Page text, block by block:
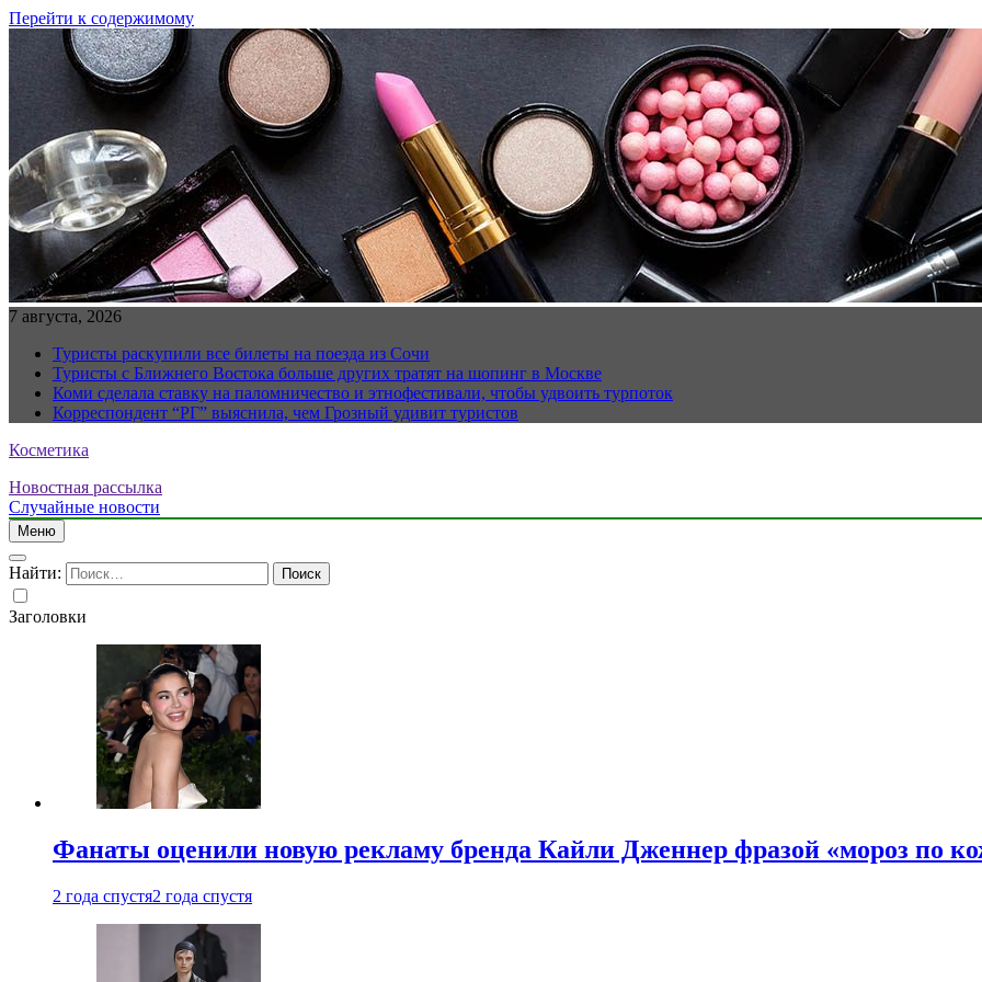
Перейти к содержимому
7 августа, 2026
Туристы раскупили все билеты на поезда из Сочи
Туристы с Ближнего Востока больше других тратят на шопинг в Москве
Коми сделала ставку на паломничество и этнофестивали, чтобы удвоить турпоток
Корреспондент “РГ” выяснила, чем Грозный удивит туристов
Косметика
Новостная рассылка
Случайные новости
Меню
Найти:
Заголовки
Фанаты оценили новую рекламу бренда Кайли Дженнер фразой «мороз по
2 года спустя2 года спустя